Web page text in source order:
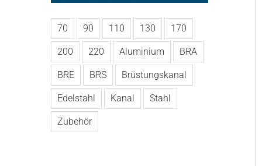
70 90 110 130 170
200 220 Aluminium BRA
BRE BRS Brüstungskanal
Edelstahl Kanal Stahl
Zubehör